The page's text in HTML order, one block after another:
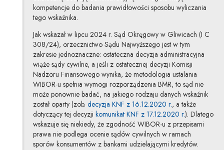
kompetencje do badania prawidłowości sposobu wyliczania
tego wskaźnika.
Jak wskazał w lipcu 2024 r. Sąd Okręgowy w Gliwicach (I C
308/24), orzecznictwo Sądu Najwyższego jest w tym
zakresie jednoznaczne: ostateczna decyzja administracyjna
wiąże sądy cywilne, a jeśli z ostatecznej decyzji Komisji
Nadzoru Finansowego wynika, że metodologia ustalania
WIBOR-u spełnia wymogi rozporządzenia BMR, to sąd nie
może ponownie badać, na jakiego rodzaju danych wskaźnik
został oparty (zob. decyzja KNF z 16.12.2020 r.Uwaga, link
, a także
dotyczący tej decyzji komunikat KNF z 17.12.2020 r.Uwaga, link
). Dlatego
wskazuje się niekiedy, że zgodność WIBOR-u z przepisami
prawa nie podlega ocenie sądów cywilnych w ramach
sporów konsumentów z bankami udzielającymi kredytów.